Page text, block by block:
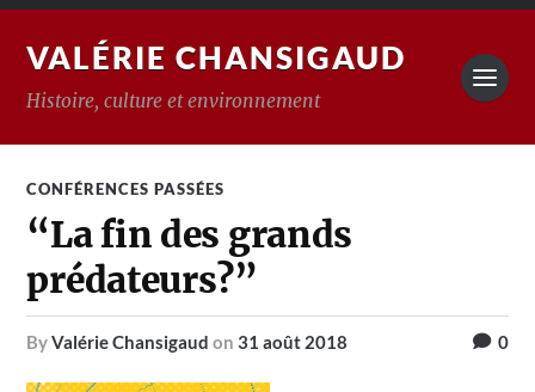
VALÉRIE CHANSIGAUD
Histoire, culture et environnement
CONFÉRENCES PASSÉES
“La fin des grands
prédateurs?”
byValérie Chansigaud on31 août 2018 0